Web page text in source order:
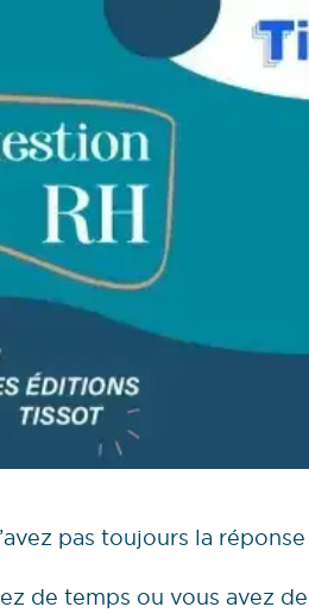
pas toujours la réponse
de temps ou vous avez